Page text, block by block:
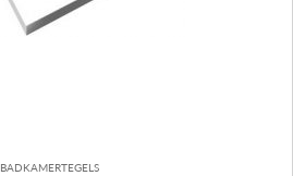
BADKAMERTEGELS